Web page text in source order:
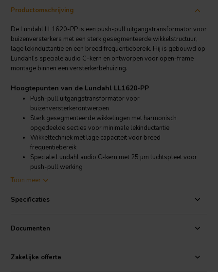
Productomschrijving
De Lundahl LL1620-PP is een push-pull uitgangstransformator voor
buizenversterkers met een sterk gesegmenteerde wikkelstructuur,
lage lekinductantie en een breed frequentiebereik. Hij is gebouwd op
Lundahl’s speciale audio C-kern en ontworpen voor open-frame
montage binnen een versterkerbehuizing.
Hoogtepunten van de Lundahl LL1620-PP
Push-pull uitgangstransformator voor
buizenversterkerontwerpen
Sterk gesegmenteerde wikkelingen met harmonisch
opgedeelde secties voor minimale lekinductantie
Wikkeltechniek met lage capaciteit voor breed
frequentiebereik
Speciale Lundahl audio C-kern met 25 µm luchtspleet voor
push-pull werking
Primaire belastingimpedantie-opties van 11,5 kΩ, 6,0 kΩ of
Open-frame constructie met 4 x M4 montagegaten voor
Productdetails Lundahl LL1620-PP
Toon meer
Specificaties
Documenten
Zakelijke offerte